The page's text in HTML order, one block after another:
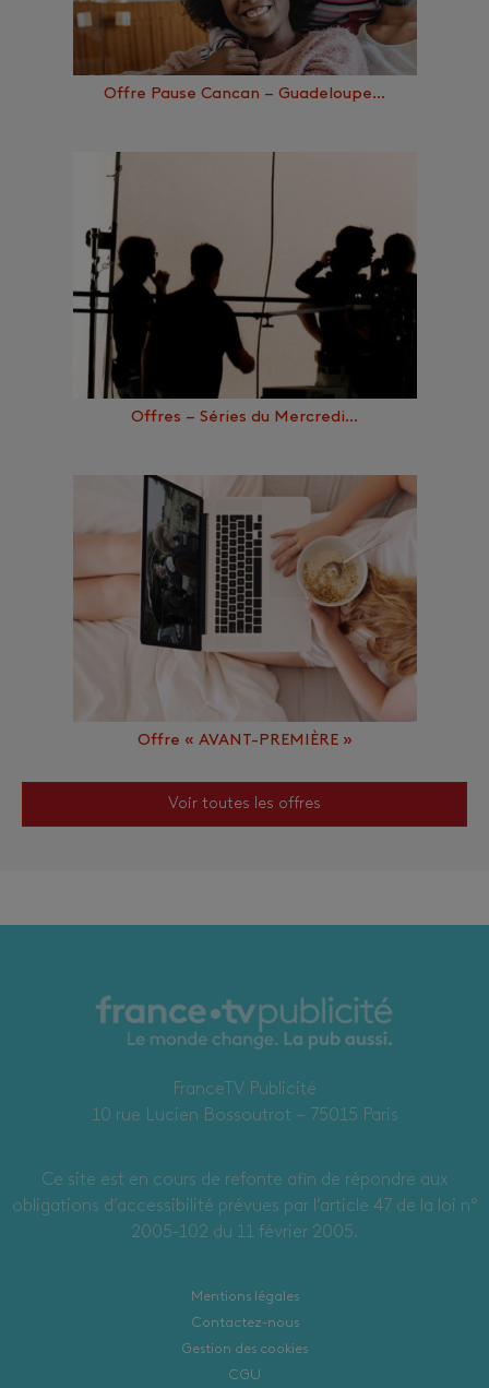
Offre Pause Cancan – Guadeloupe…
Offres – Séries du Mercredi…
Offre « AVANT-PREMIÈRE »
Voir toutes les offres
FranceTV Publicité
10 rue Lucien Bossoutrot – 75015 Paris
Ce site est en cours de refonte afin de répondre aux
obligations d’accessibilité prévues par l’article 47 de la loi n°
2005-102 du 11 février 2005.
Mentions légales
Contactez-nous
Gestion des cookies
CGU